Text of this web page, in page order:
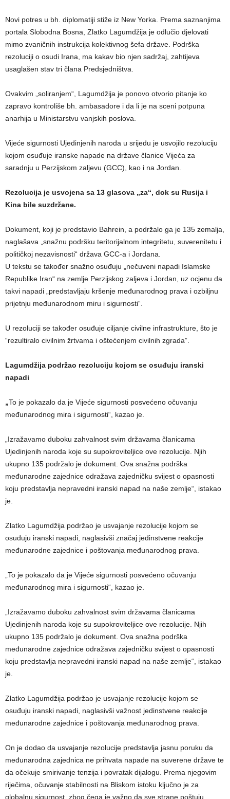
Novi potres u bh. diplomatiji stiže iz New Yorka. Prema saznanjima
portala Slobodna Bosna, Zlatko Lagumdžija je odlučio djelovati
mimo zvaničnih instrukcija kolektivnog šefa države. Podrška
rezoluciji o osudi Irana, ma kakav bio njen sadržaj, zahtijeva
usaglašen stav tri člana Predsjedništva.
Ovakvim „soliranjem“, Lagumdžija je ponovo otvorio pitanje ko
zapravo kontroliše bh. ambasadore i da li je na sceni potpuna
anarhija u Ministarstvu vanjskih poslova.
Vijeće sigurnosti Ujedinjenih naroda u srijedu je usvojilo rezoluciju
kojom osuđuje iranske napade na države članice Vijeća za
saradnju u Perzijskom zaljevu (GCC), kao i na Jordan.
Rezolucija je usvojena sa 13 glasova „za“, dok su Rusija i
Kina bile suzdržane.
Dokument, koji je predstavio Bahrein, a podržalo ga je 135 zemalja,
naglašava „snažnu podršku teritorijalnom integritetu, suverenitetu i
političkoj nezavisnosti“ država GCC-a i Jordana.
U tekstu se također snažno osuđuju „nečuveni napadi Islamske
Republike Iran“ na zemlje Perzijskog zaljeva i Jordan, uz ocjenu da
takvi napadi „predstavljaju kršenje međunarodnog prava i ozbiljnu
prijetnju međunarodnom miru i sigurnosti“.
U rezoluciji se također osuđuje ciljanje civilne infrastrukture, što je
“rezultiralo civilnim žrtvama i oštećenjem civilnih zgrada”.
Lagumdžija podržao rezoluciju kojom se osuđuju iranski
napadi
„To je pokazalo da je Vijeće sigurnosti posvećeno očuvanju
međunarodnog mira i sigurnosti“, kazao je.
„Izražavamo duboku zahvalnost svim državama članicama
Ujedinjenih naroda koje su supokroviteljice ove rezolucije. Njih
ukupno 135 podržalo je dokument. Ova snažna podrška
međunarodne zajednice odražava zajedničku svijest o opasnosti
koju predstavlja nepravedni iranski napad na naše zemlje“, istakao
je.
Zlatko Lagumdžija podržao je usvajanje rezolucije kojom se
osuđuju iranski napadi, naglasivši značaj jedinstvene reakcije
međunarodne zajednice i poštovanja međunarodnog prava.
„To je pokazalo da je Vijeće sigurnosti posvećeno očuvanju
međunarodnog mira i sigurnosti“, kazao je.
„Izražavamo duboku zahvalnost svim državama članicama
Ujedinjenih naroda koje su supokroviteljice ove rezolucije. Njih
ukupno 135 podržalo je dokument. Ova snažna podrška
međunarodne zajednice odražava zajedničku svijest o opasnosti
koju predstavlja nepravedni iranski napad na naše zemlje“, istakao
je.
Zlatko Lagumdžija podržao je usvajanje rezolucije kojom se
osuđuju iranski napadi, naglasivši važnost jedinstvene reakcije
međunarodne zajednice i poštovanja međunarodnog prava.
On je dodao da usvajanje rezolucije predstavlja jasnu poruku da
međunarodna zajednica ne prihvata napade na suverene države te
da očekuje smirivanje tenzija i povratak dijalogu. Prema njegovim
riječima, očuvanje stabilnosti na Bliskom istoku ključno je za
globalnu sigurnost, zbog čega je važno da sve strane poštuju